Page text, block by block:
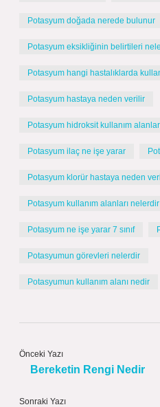
Potasyum doğada nerede bulunur
Potasyum eksikliğinin belirtileri
Potasyum hangi hastalıklarda
Potasyum hastaya neden verilir
Potasyum hidroksit kullanım
Potasyum ilaç ne işe yarar
Potasyum klorür hastaya neden
Potasyum kullanım alanları nelerdir
Potasyum ne işe yarar 7 sınıf
Potasyumun görevleri nelerdir
Potasyumun kullanım alanı nedir
Önceki Yazı
Bereketin Rengi Nedir
Sonraki Yazı